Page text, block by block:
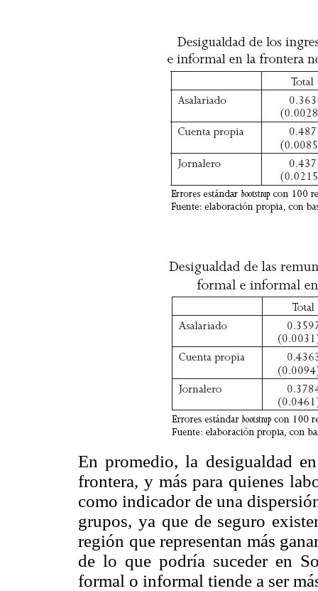
En promedio, la desigualdad
frontera, y más para quienes
como indicador de una
grupos, ya que de seguro
región que representan más
de lo que podría suceder en
formal o informal tiende a ser